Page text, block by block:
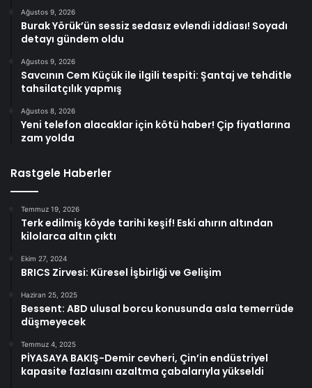
Ağustos 9, 2026
Burak Yörük’ün sessiz sedasız evlendi iddiası! Soyadı
detayı gündem oldu
Ağustos 9, 2026
Savcının Cem Küçük ile ilgili tespiti: Şantaj ve tehditle
tahsilatçılık yapmış
Ağustos 8, 2026
Yeni telefon alacaklar için kötü haber! Çip fiyatlarına
zam yolda
Rastgele Haberler
Temmuz 19, 2026
Terk edilmiş köyde tarihi keşif! Eski ahırın altından
kilolarca altın çıktı
Ekim 27, 2024
BRICS Zirvesi: Küresel İşbirliği ve Gelişim
Haziran 25, 2025
Bessent: ABD ulusal borcu konusunda asla temerrüde
düşmeyecek
Temmuz 4, 2025
PİYASAYA BAKIŞ-Demir cevheri, Çin’in endüstriyel
kapasite fazlasını azaltma çabalarıyla yükseldi